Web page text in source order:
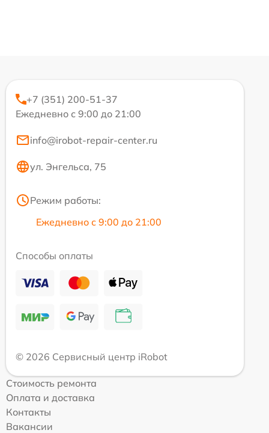
+7 (351) 200-51-37
Ежедневно с 9:00 до 21:00
info@irobot-repair-center.ru
ул. Энгельса, 75
Режим работы:
Ежедневно с 9:00 до 21:00
Способы оплаты
© 2026 Сервисный центр iRobot
Стоимость ремонта
Оплата и доставка
Контакты
Вакансии